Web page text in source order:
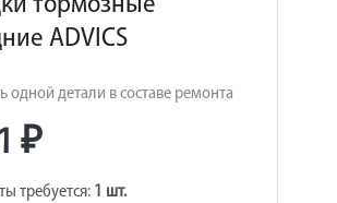
ADVICS
одной детали в составе ремонта
₽
требуется: 1 шт.